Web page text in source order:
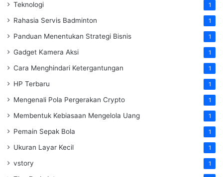
Teknologi 1
Rahasia Servis Badminton 1
Panduan Menentukan Strategi Bisnis 1
Gadget Kamera Aksi 1
Cara Menghindari Ketergantungan 1
HP Terbaru 1
Mengenali Pola Pergerakan Crypto 1
Membentuk Kebiasaan Mengelola Uang 1
Pemain Sepak Bola 1
Ukuran Layar Kecil 1
vstory 1